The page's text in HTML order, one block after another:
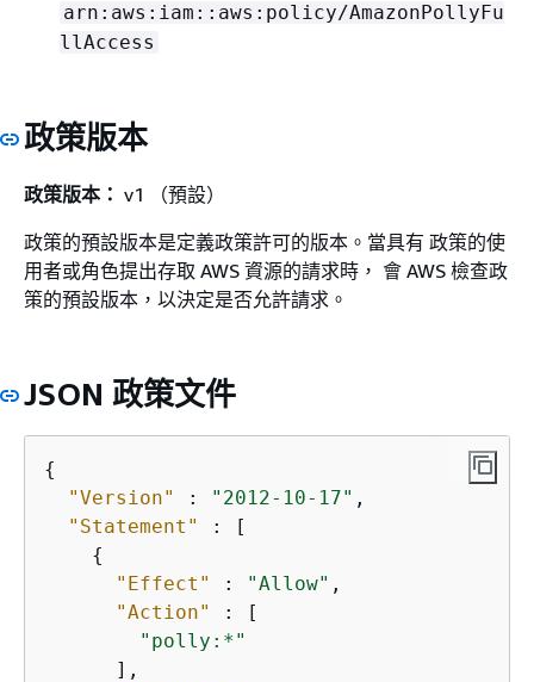
arn:aws:iam::aws:policy/AmazonPollyFu
llAccess
政策版本
政策版本： v1 （預設）
政策的預設版本是定義政策許可的版本。當具有 政策的使
用者或角色提出存取 AWS 資源的請求時， 會 AWS 檢查政
策的預設版本，以決定是否允許請求。
JSON 政策文件
{
"Version"
: "2012-10-17" ,
"Statement"
: [
{
"Effect"
: "Allow" ,
"Action"
: [
"polly:*"
      ],